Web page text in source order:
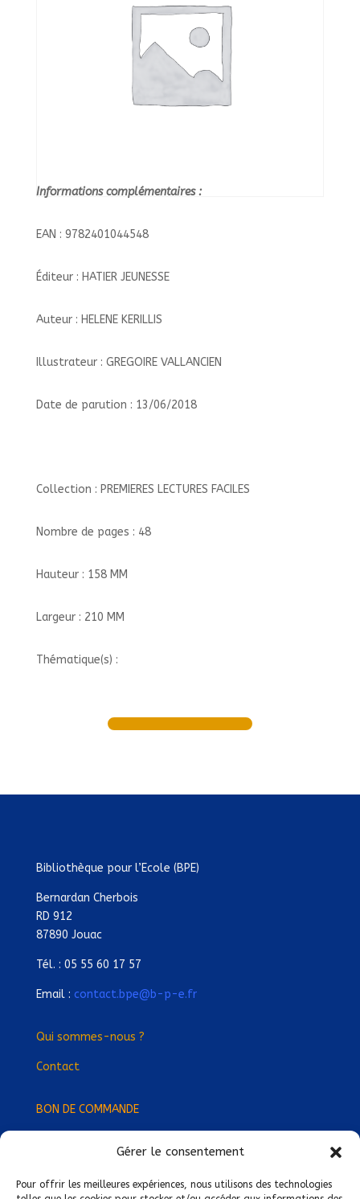
Gérer le consentement
Pour offrir les meilleures expériences, nous utilisons des technologies
Informations complémentaires :
EAN : 9782401044548
Éditeur : HATIER JEUNESSE
Auteur : HELENE KERILLIS
Illustrateur : GREGOIRE VALLANCIEN
Date de parution : 13/06/2018
Collection : PREMIERES LECTURES FACILES
Nombre de pages : 48
Hauteur : 158 MM
Largeur : 210 MM
Thématique(s) :
Bibliothèque pour l’Ecole (BPE)
Bernardan Cherbois
RD 912
87890 Jouac
Tél. : 05 55 60 17 57
Email : contact.bpe@b-p-e.fr
Qui sommes-nous ?
Contact
BON DE COMMANDE
Devenez Délégué·e Régional·e !
Trouvez-nous près de chez vous !